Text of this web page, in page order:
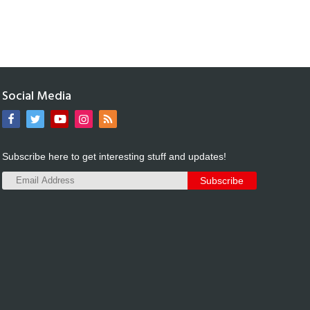
Social Media
Subscribe here to get interesting stuff and updates!